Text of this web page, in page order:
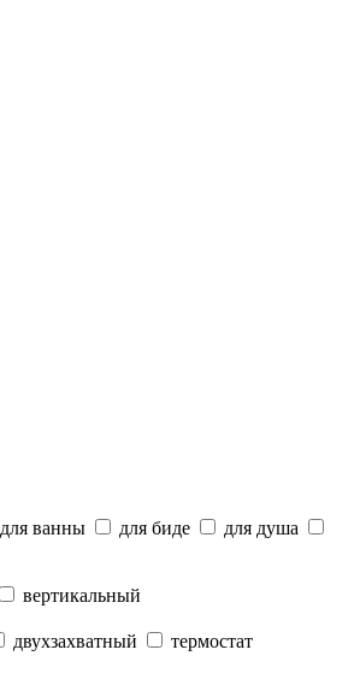
для ванны для биде
для душа
вертикальный
двухзахватный термостат